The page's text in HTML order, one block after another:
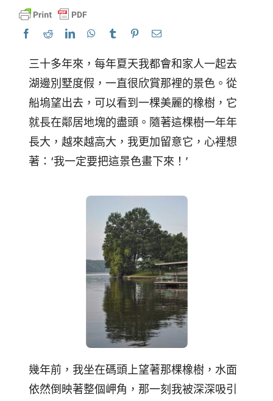
尋找零售商
訂閱
三十多年來，每年夏天我都會和家人一起去
湖邊別墅度假，一直很欣賞那裡的景色。從
船塢望出去，可以看到一棵美麗的橡樹，它
就長在鄰居地塊的盡頭。隨著這棵樹一年年
長大，越來越高大，我更加留意它，心裡想
著：‘我一定要把這景色畫下來！’
幾年前，我坐在碼頭上望著那棵橡樹，水面
依然倒映著整個岬角，那一刻我被深深吸引